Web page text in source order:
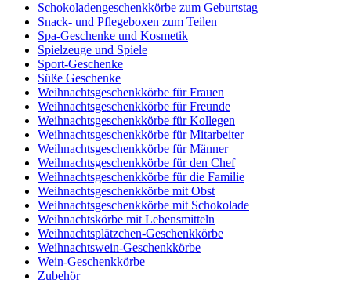
Schokoladengeschenkkörbe zum Geburtstag
Snack- und Pflegeboxen zum Teilen
Spa-Geschenke und Kosmetik
Spielzeuge und Spiele
Sport-Geschenke
Süße Geschenke
Weihnachtsgeschenkkörbe für Frauen
Weihnachtsgeschenkkörbe für Freunde
Weihnachtsgeschenkkörbe für Kollegen
Weihnachtsgeschenkkörbe für Mitarbeiter
Weihnachtsgeschenkkörbe für Männer
Weihnachtsgeschenkkörbe für den Chef
Weihnachtsgeschenkkörbe für die Familie
Weihnachtsgeschenkkörbe mit Obst
Weihnachtsgeschenkkörbe mit Schokolade
Weihnachtskörbe mit Lebensmitteln
Weihnachtsplätzchen-Geschenkkörbe
Weihnachtswein-Geschenkkörbe
Wein-Geschenkkörbe
Zubehör